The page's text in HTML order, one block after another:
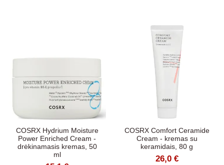
COSRX Hydrium Moisture
Power Enriched Cream -
drėkinamasis kremas, 50
ml
COSRX Comfort Ceramide
Cream - kremas su
keramidais, 80 g
26,0 €